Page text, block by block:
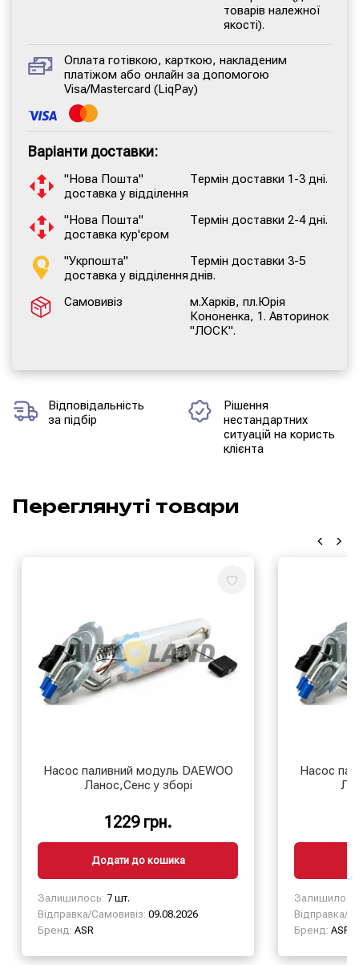
товарів належної
якості).
Оплата готівкою, карткою, накладеним
платіжом або онлайн за допомогою
Visa/Mastercard (LiqPay)
Варіанти доставки:
"Нова Пошта"
доставка у відділення
Термін доставки 1-3 дні.
"Нова Пошта"
доставка кур'єром
Термін доставки 2-4 дні.
"Укрпошта"
доставка у відділення
Термін доставки 3-5
днів.
Самовивіз
м.Харків, пл.Юрія
Кононенка, 1. Авторинок
"ЛОСК".
Відповідальність
за підбір
Рішення
нестандартних
ситуацій на користь
клієнта
Переглянуті товари
Насос паливний модуль DAEWOO
Ланос,Сенс у зборі
1229 грн.
Додати до кошика
Залишилось: 7 шт.
Відправка/Самовивіз: 09.08.2026
Бренд: ASR
Насос
Відправка/
Бренд: ASR